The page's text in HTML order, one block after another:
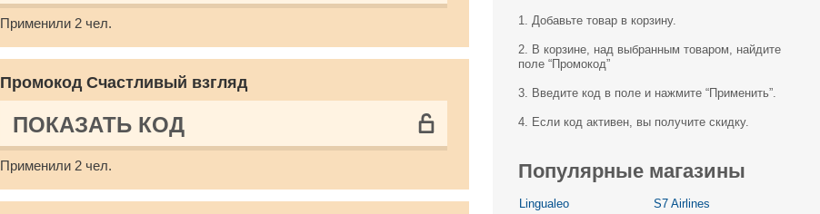
Применили 2 чел.
Промокод Счастливый взгляд
ПОКАЗАТЬ КОД
Применили 2 чел.
1. Добавьте товар в корзину.
2. В корзине, над выбранным товаром, найдите
поле “Промокод”
3. Введите код в поле и нажмите “Применить”.
4. Если код активен, вы получите скидку.
Популярные магазины
Lingualeo
S7 Airlines